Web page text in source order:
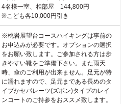
4名様一室、相部屋 144,800円
※こども各10,000円引き
※桃岩展望台コースハイキングは事前の
お申込みが必要です。オプションの選択
をお願い致します。ご参加される方は歩
きやすい靴をご準備下さい。また雨天
時、傘のご利用が出来ません。足元が特
に濡れますので、足元まである長めのタ
イプかセパレーツ(ズボン)タイプのレイ
ンコートのご持参をおススメ致します。